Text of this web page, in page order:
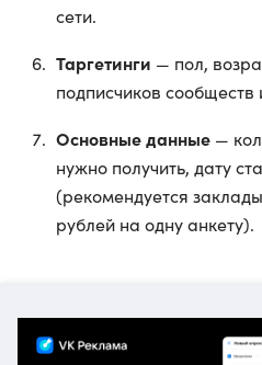
сети.
Таргетинги — пол,
подписчиков сообществ
Основные данные —
нужно получить, дату
(рекомендуется
рублей на одну анкету).